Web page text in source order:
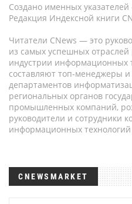
Создано именных указателей
Редакция Индексной книги
Читатели CNews — это
из самых успешных отраслей
индустрии информационных
составляют топ-менеджеры
департаментов
региональных органов
промышленных компаний,
руководители и сотрудники
информационных технологий
CNEWSMARKET